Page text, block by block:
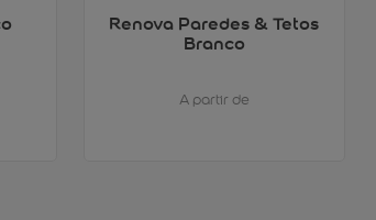
Renova Paredes & Tetos
Branco
A partir de